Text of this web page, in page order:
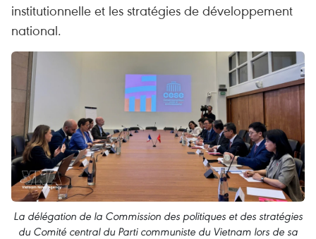
institutionnelle et les stratégies de développement
national.
La délégation de la Commission des politiques et des stratégies
du Comité central du Parti communiste du Vietnam lors de sa